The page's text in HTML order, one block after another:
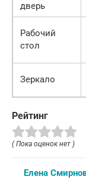
дверь
Рабочий
стол
Зеркало
Рейтинг
( Пока оценок нет )
Елена